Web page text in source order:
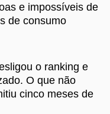
e impossíveis de
de consumo
o ranking e
O que não
cinco meses de